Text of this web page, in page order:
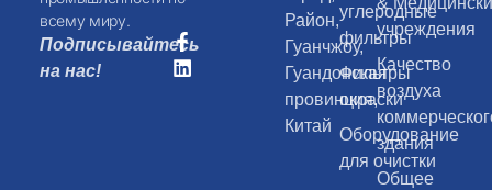
всему миру.
Подписывайтесь
на нас!
углеродные
фильтры
Фильтры
окраски
Оборудование
для очистки
учреждения
Качество
воздуха
здания
Общее
Район,
Гуанчжоу,
Гуандонская
провинция,
Китай